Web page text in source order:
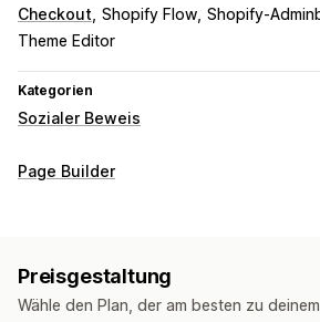
Checkout Shopify Flow Shopify-
Theme Editor
Kategorien
Sozialer Beweis
Inhaltsarten
Anzahl der Rezensionen
Social-Media-Links
Page Builder
Erscheint-demnächst-Seiten
Help Center-Seiten
Über uns-Seiten
Preisgestaltung
Wähle den Plan, der am besten zu